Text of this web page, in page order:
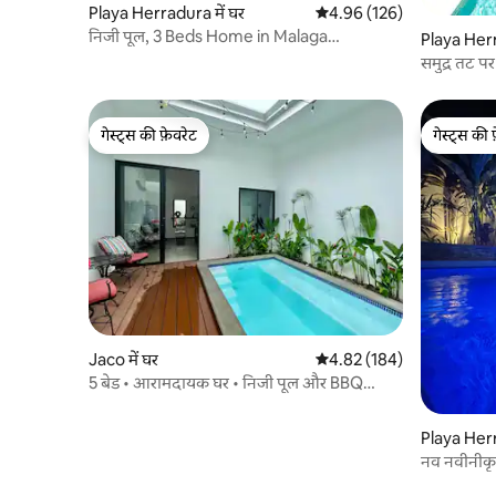
Playa Herradura में घर औसत रेटिंग 5 में से 4.96, 126
4.96 (126)
निजी पूल, 3 Beds Home in Malaga
Playa
समुद्र तट
गेस्ट्स की फ़ेवरेट
गेस्ट्स की फ़ेवरेट
Jaco में घर औसत रेटिंग 5 में से 4.82, 184
4.82 (184)
5 बेड • आरामदायक घर • निजी पूल और BBQ
गेस्ट्स की
गेस्ट्स की
Playa
नव